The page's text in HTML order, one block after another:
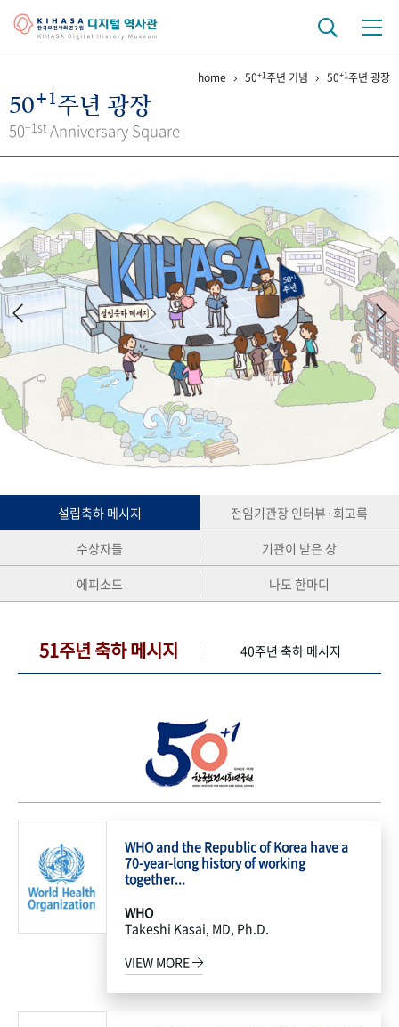
걸어온 길 기관 변천사
키워드로 보는 연구 역사
연구자들
간행물 변천사
기록물 아카이브
사진 아카이브 문서 기록물 행정박물 영상 기록물
50+1 주년 기념
성과 50선 숫자로 보는 50년 50
주년 광장
세계와 함께 한 KIHASA
VR 역사관
home 50+1주년 기념 50+1주년 광장
50+1주년 광장
50+1st Anniversary Square
설립축하 메시지
전임기관장 인터뷰·회고록
수상자들
기관이 받은 상
에피소드
나도 한마디
51주년 축하 메시지 40주년 축하 메시지
WHO and the Republic of Korea have a
70-year-long history of working
together...
WHO
Takeshi Kasai, MD, Ph.D.
VIEW MORE